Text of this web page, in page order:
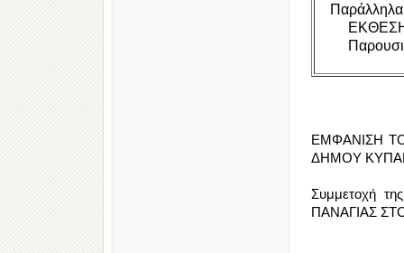
ΕΜΦΑΝΙΣΗ
ΔΗΜΟΥ
Συμμετοχή
ΠΑΝΑΓΙΑΣ